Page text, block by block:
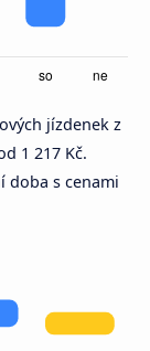
jízdenek z
1 217 Kč.
doba s cenami